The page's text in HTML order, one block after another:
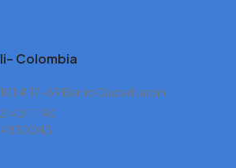
Colombia
# 17-69 Barrio Ciudad Jardín
401 1190
4830043